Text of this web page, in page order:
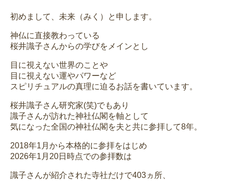
初めまして、未来（みく）と申します。
神仏に直接教わっている
桜井識子さんからの学びをメインとし
目に視えない世界のことや
目に視えない運やパワーなど
スピリチュアルの真理に迫るお話を書いています。
桜井識子さん研究家(笑)でもあり
識子さんが訪れた神社仏閣を軸として
気になった全国の神社仏閣を夫と共に参拝して8年。
2018年1月から本格的に参拝をはじめ
2026年1月20日時点での参拝数は
識子さんが紹介された寺社だけで403ヵ所、